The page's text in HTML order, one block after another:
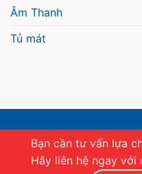
Âm Thanh
Tủ mát
Bạn cần tư vấn lựa
Hãy liên hệ ngay với